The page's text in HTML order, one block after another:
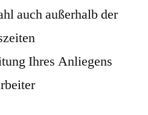
auch außerhalb der
Ihres Anliegens